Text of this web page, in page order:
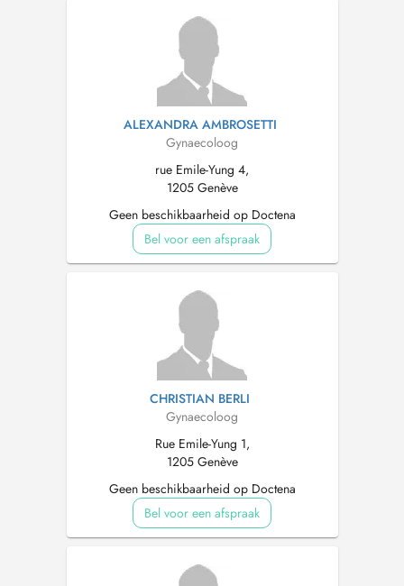
ALEXANDRA AMBROSETTI
Gynaecoloog
rue Emile-Yung 4,
1205 Genève
Geen beschikbaarheid op Doctena
Bel voor een afspraak
CHRISTIAN BERLI
Gynaecoloog
Rue Emile-Yung 1,
1205 Genève
Geen beschikbaarheid op Doctena
Bel voor een afspraak